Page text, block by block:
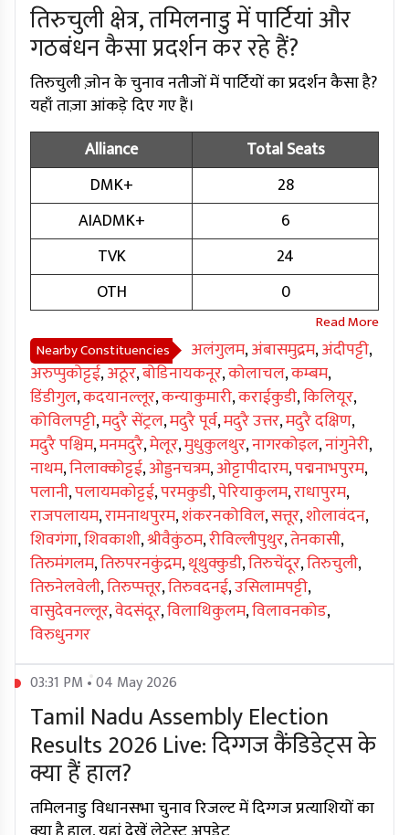
तिरुचुली क्षेत्र, तमिलनाडु में पार्टियां और
गठबंधन कैसा प्रदर्शन कर रहे हैं?
तिरुचुली ज़ोन के चुनाव नतीजों में पार्टियों का प्रदर्शन कैसा है?
यहाँ ताज़ा आंकड़े दिए गए हैं।
Alliance
Total Seats
DMK+
28
AIADMK+
6
TVK
24
OTH
0
Nearby Constituencies अलंगुलम,अंबासमुद्रम,अंदीपट्टी,
अरुप्पुकोट्टई,अठूर,बोडिनायकनूर,कोलाचल,कम्बम,
डिंडीगुल,कदयानल्लूर,कन्याकुमारी,कराईकुडी,किलियूर,
कोविलपट्टी,मदुरै सेंट्रल,मदुरै पूर्व,मदुरै उत्तर,मदुरै दक्षिण,
मदुरै पश्चिम,मनमदुरै,मेलूर,मुधुकुलथुर,नागरकोइल,नांगुनेरी,
नाथम,निलाक्कोट्टई,ओड्डनचत्रम,ओट्टापीदारम,पद्मनाभपुरम,
पलानी,पलायमकोट्टई,परमकुडी,पेरियाकुलम,राधापुरम,
राजपलायम,रामनाथपुरम,शंकरनकोविल,सत्तूर,शोलावंदन,
शिवगंगा,शिवकाशी,श्रीवैकुंठम,रीविल्लीपुथुर,तेनकासी,
तिरुमंगलम,तिरुपरनकुंद्रम,थूथुक्कुडी,तिरुचेंदूर,तिरुचुली,
तिरुनेलवेली,तिरुप्पत्तूर,तिरुवदनई,उसिलामपट्टी,
वासुदेवनल्लूर,वेदसंदूर,विलाथिकुलम,विलावनकोड,
विरुधुनगर
03:31 PM • 04 May 2026
Tamil Nadu Assembly Election
Results 2026 Live: दिग्गज कैंडिडेट्स के
क्या हैं हाल?
तमिलनाडु विधानसभा चुनाव रिजल्ट में दिग्गज प्रत्याशियों का